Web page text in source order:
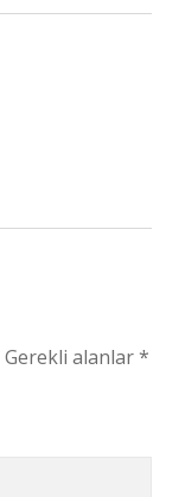
Gerekli alanlar*